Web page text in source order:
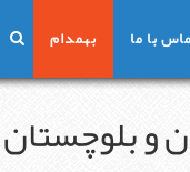
با ما بهمدام
و بلوچستان